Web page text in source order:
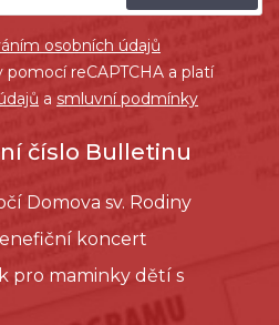
osobních údajů
reCAPTCHA a platí
a smluvní podmínky
číslo Bulletinu
Domova sv. Rodiny
koncert
pro maminky dětí s